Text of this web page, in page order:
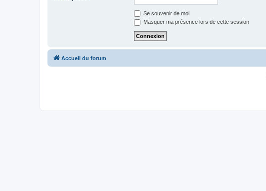
Se souvenir de moi
Masquer ma présence lors de cette session
Accueil du forum